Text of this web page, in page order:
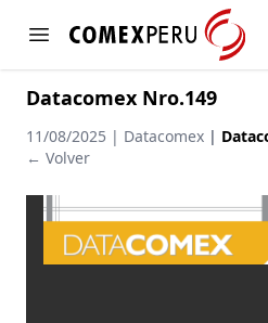
Open menu
https://
Datacomex Nro.149
11/08/2025 | Datacomex |
← Volver